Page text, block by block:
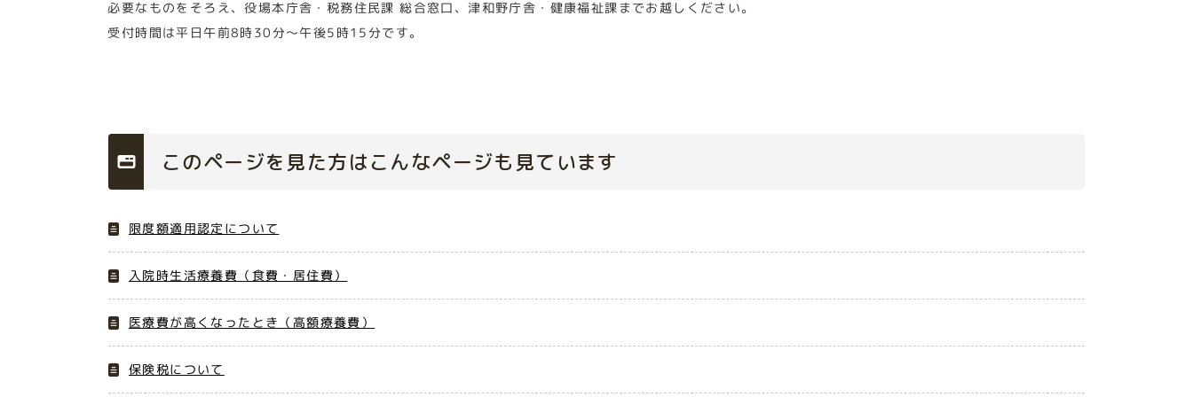
必要なものをそろえ、役場本庁舎・税務住民課 総合窓口、津和野庁舎・健康福祉課までお越しください。
受付時間は平日午前8時30分～午後5時15分です。
このページを見た方はこんなページも見ています
限度額適用認定について
入院時生活療養費（食費・居住費）
医療費が高くなったとき（高額療養費）
保険税について